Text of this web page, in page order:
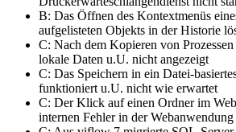
B: Das Öffnen des Kontextmenüs
aufgelisteten Objekts in der Historie
C: Nach dem Kopieren von
lokale Daten u.U. nicht angezeigt
C: Das Speichern in ein Datei-
funktioniert u.U. nicht wie erwartet
C: Der Klick auf einen Ordner im
internen Fehler in der Webanwendung